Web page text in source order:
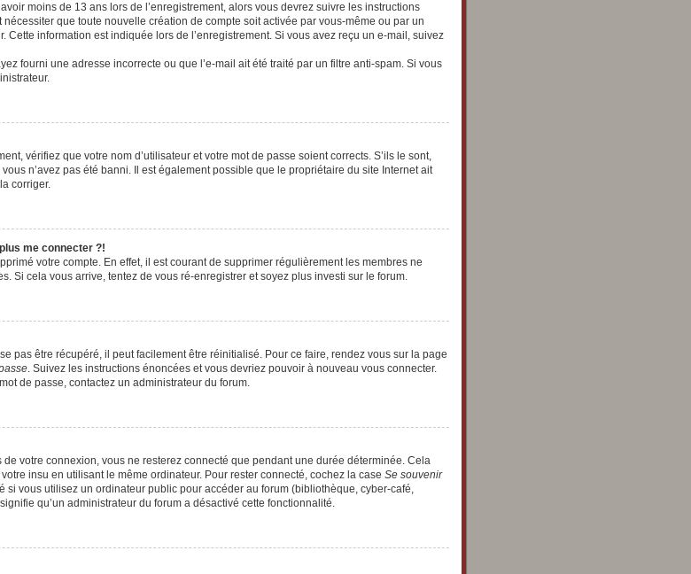
moins de 13 ans lors de l’enregistrement, alors vous devrez suivre les instructions
que toute nouvelle création de compte soit activée par vous-même ou par un
information est indiquée lors de l’enregistrement. Si vous avez reçu un e-mail, suivez
fourni une adresse incorrecte ou que l’e-mail ait été traité par un filtre anti-spam. Si vous
vérifiez que votre nom d’utilisateur et votre mot de passe soient corrects. S’ils le sont,
n’avez pas été banni. Il est également possible que le propriétaire du site Internet ait
corriger.
me connecter ?!
votre compte. En effet, il est courant de supprimer régulièrement les membres ne
Si cela vous arrive, tentez de vous ré-enregistrer et soyez plus investi sur le forum.
pas être récupéré, il peut facilement être réinitialisé. Pour ce faire, rendez vous sur la page
. Suivez les instructions énoncées et vous devriez pouvoir à nouveau vous connecter.
de passe, contactez un administrateur du forum.
de votre connexion, vous ne resterez connecté que pendant une durée déterminée. Cela
insu en utilisant le même ordinateur. Pour rester connecté, cochez la case Se souvenir
si vous utilisez un ordinateur public pour accéder au forum (bibliothèque, cyber-café,
qu’un administrateur du forum a désactivé cette fonctionnalité.